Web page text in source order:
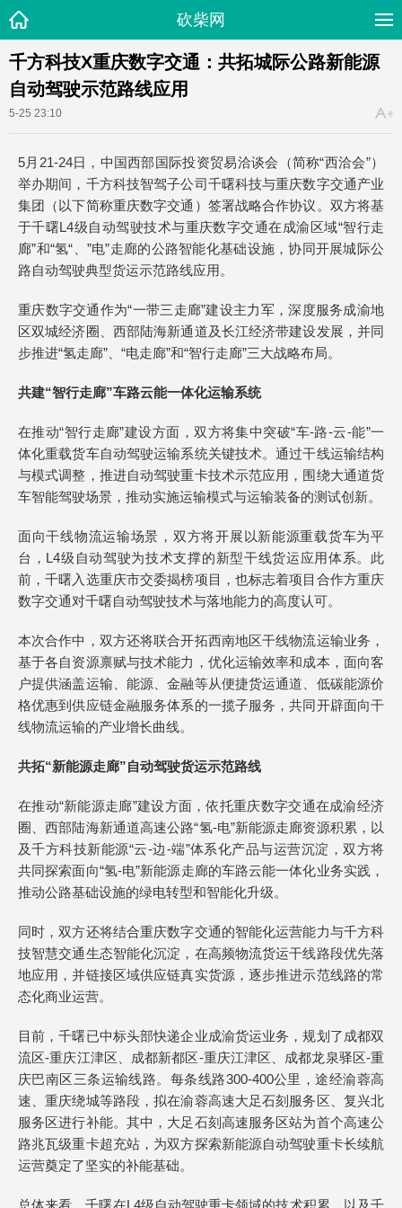
砍柴网
千方科技X重庆数字交通：共拓城际公路新能源
自动驾驶示范路线应用
5-25 23:10
5月21-24日，中国西部国际投资贸易洽谈会（简称“西洽会”）
举办期间，千方科技智驾子公司千曙科技与重庆数字交通产业
集团（以下简称重庆数字交通）签署战略合作协议。双方将基
于千曙L4级自动驾驶技术与重庆数字交通在成渝区域“智行走
廊”和“氢“、”电”走廊的公路智能化基础设施，协同开展城际公
路自动驾驶典型货运示范路线应用。
重庆数字交通作为“一带三走廊”建设主力军，深度服务成渝地
区双城经济圈、西部陆海新通道及长江经济带建设发展，并同
步推进“氢走廊”、“电走廊”和“智行走廊”三大战略布局。
共建“智行走廊”车路云能一体化运输系统
在推动“智行走廊”建设方面，双方将集中突破“车-路-云-能”一
体化重载货车自动驾驶运输系统关键技术。通过干线运输结构
与模式调整，推进自动驾驶重卡技术示范应用，围绕大通道货
车智能驾驶场景，推动实施运输模式与运输装备的测试创新。
面向干线物流运输场景，双方将开展以新能源重载货车为平
台，L4级自动驾驶为技术支撑的新型干线货运应用体系。此
前，千曙入选重庆市交委揭榜项目，也标志着项目合作方重庆
数字交通对千曙自动驾驶技术与落地能力的高度认可。
本次合作中，双方还将联合开拓西南地区干线物流运输业务，
基于各自资源禀赋与技术能力，优化运输效率和成本，面向客
户提供涵盖运输、能源、金融等从便捷货运通道、低碳能源价
格优惠到供应链金融服务体系的一揽子服务，共同开辟面向干
线物流运输的产业增长曲线。
共拓“新能源走廊”自动驾驶货运示范路线
在推动“新能源走廊”建设方面，依托重庆数字交通在成渝经济
圈、西部陆海新通道高速公路“氢-电”新能源走廊资源积累，以
及千方科技新能源“云-边-端”体系化产品与运营沉淀，双方将
共同探索面向“氢-电”新能源走廊的车路云能一体化业务实践，
推动公路基础设施的绿电转型和智能化升级。
同时，双方还将结合重庆数字交通的智能化运营能力与千方科
技智慧交通生态智能化沉淀，在高频物流货运干线路段优先落
地应用，并链接区域供应链真实货源，逐步推进示范线路的常
态化商业运营。
目前，千曙已中标头部快递企业成渝货运业务，规划了成都双
流区-重庆江津区、成都新都区-重庆江津区、成都龙泉驿区-重
庆巴南区三条运输线路。每条线路300-400公里，途经渝蓉高
速、重庆绕城等路段，拟在渝蓉高速大足石刻服务区、复兴北
服务区进行补能。其中，大足石刻高速服务区站为首个高速公
路兆瓦级重卡超充站，为双方探索新能源自动驾驶重卡长续航
运营奠定了坚实的补能基础。
总体来看，千曙在L4级自动驾驶重卡领域的技术积累，以及千